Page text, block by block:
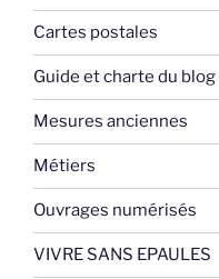
Cartes postales
Guide et charte du blog
Mesures anciennes
Métiers
Ouvrages numérisés
VIVRE SANS EPAULES